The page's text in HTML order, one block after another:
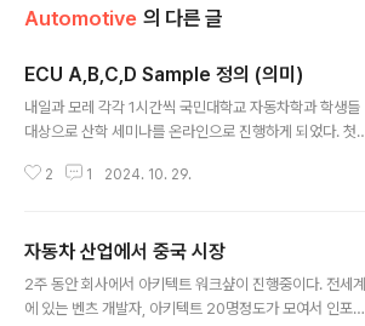
Automotive 의 다른 글
ECU A,B,C,D Sample 정의 (의미)
내일과 모레 각각 1시간씩 국민대학교 자동차학과 학생들
대상으로 산학 세미나를 온라인으로 진행하게 되었다. 첫
개발"에 대하 내용이고 주로 전체 동향 및 SDV 에 대한 개
포테인먼트 역사와 현재 동향 그리고 소프트웨어 개발 방
법 및 프로세스에 대한 내용으로 진행할 예정이다. 발표 자
료를 만들고 내용들을 정리하면서 개발을 할 때 ECU에서
2 1 2024. 10. 29.
자동차 산업에서 중국 시장
2주 동안 회사에서 아키텍트 워크샾이 진행중이다. 전세계
에 있는 벤츠 개발자, 아키텍트 20명정도가 모여서 인포테